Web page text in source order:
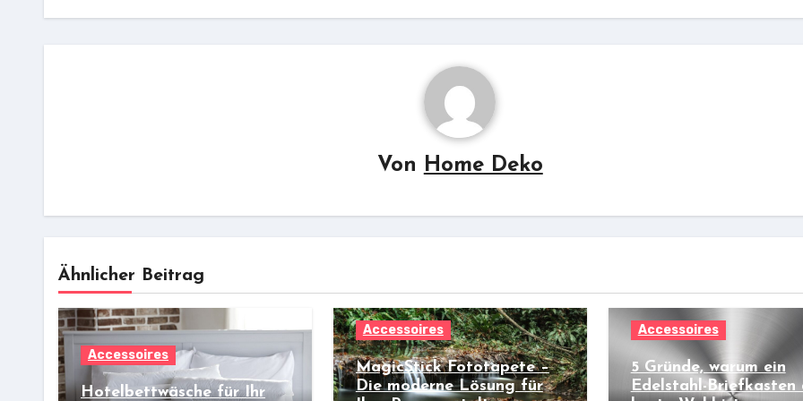
Von Home Deko
Ähnlicher Beitrag
Accessoires
Hotelbettwäsche für Ihr
Accessoires
MagicStick Fototapete –
Die moderne Lösung für
Accessoires
5 Gründe, warum ein
Edelstahl-Briefkasten